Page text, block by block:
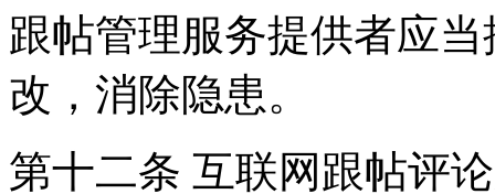
跟帖管理服务提供者应
改，消除隐患。
第十二条 互联网跟帖评